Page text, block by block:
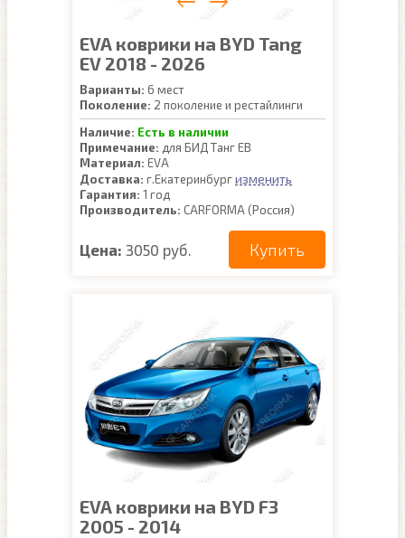
EVA коврики на BYD Tang
EV 2018 - 2026
Варианты: 6 мест
Поколение: 2 поколение и рестайлинги
Наличие: Есть в наличии
Примечание: для БИД Танг ЕВ
Материал: EVA
Доставка: г.Екатеринбургизменить
Гарантия: 1 год
Производитель: CARFORMA (Россия)
Цена: 3050 руб. Купить
EVA коврики на BYD F3
2005 - 2014